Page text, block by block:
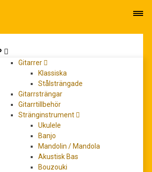
Gitarrer
Klassiska
Stålsträngade
Gitarrsträngar
Gitarrtillbehör
Stränginstrument
Ukulele
Banjo
Mandolin / Mandola
Akustisk Bas
Bouzouki
lounge